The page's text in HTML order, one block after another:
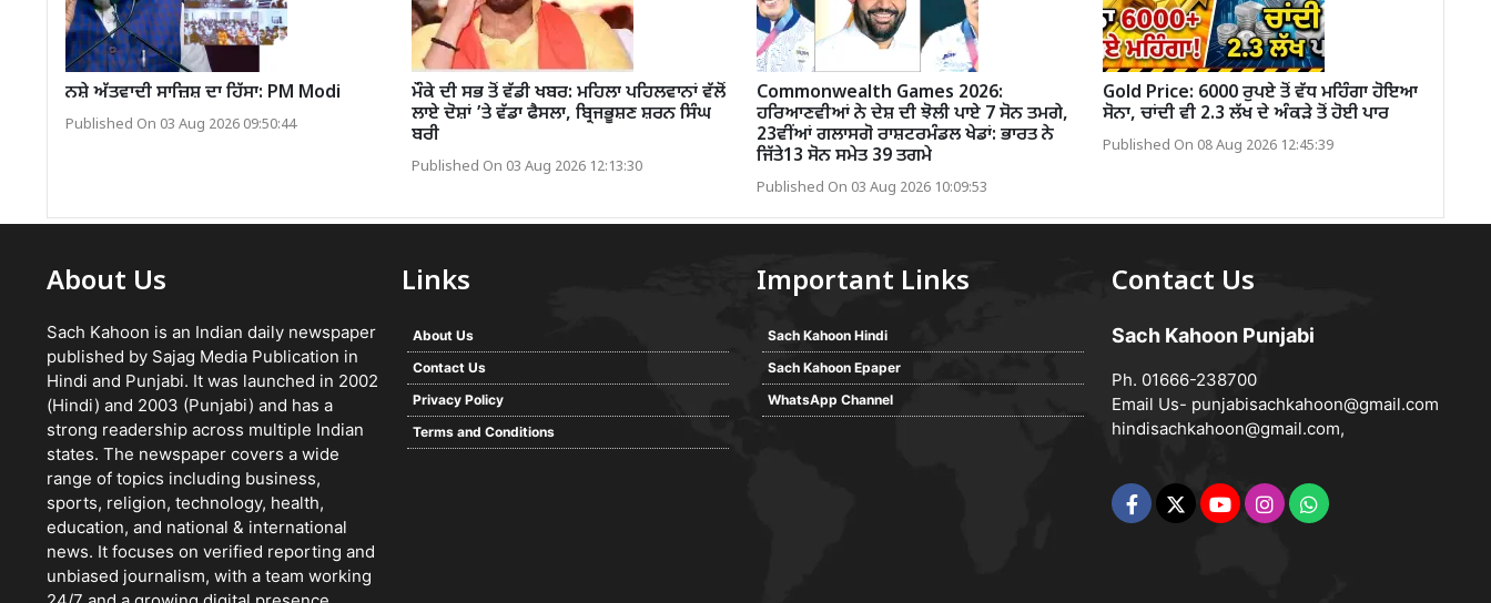
ਨਸ਼ੇ ਅੱਤਵਾਦੀ ਸਾਜ਼ਿਸ਼ ਦਾ ਹਿੱਸਾ: PM Modi
Published On 03 Aug 2026 09:50:44
ਮੌਕੇ ਦੀ ਸਭ ਤੋਂ ਵੱਡੀ ਖਬਰ: ਮਹਿਲਾ ਪਹਿਲਵਾਨਾਂ ਵੱਲੋਂ
ਲਾਏ ਦੋਸ਼ਾਂ ’ਤੇ ਵੱਡਾ ਫੈਸਲਾ, ਬ੍ਰਿਜਭੂਸ਼ਣ ਸ਼ਰਨ ਸਿੰਘ
ਬਰੀ
Published On 03 Aug 2026 12:13:30
Commonwealth Games 2026:
ਹਰਿਆਣਵੀਆਂ ਨੇ ਦੇਸ਼ ਦੀ ਝੋਲੀ ਪਾਏ 7 ਸੋਨ ਤਮਗੇ,
23ਵੀਂਆਂ ਗਲਾਸਗੋ ਰਾਸ਼ਟਰਮੰਡਲ ਖੇਡਾਂ: ਭਾਰਤ ਨੇ
ਜਿੱਤੇ13 ਸੋਨ ਸਮੇਤ 39 ਤਗਮੇ
Published On 03 Aug 2026 10:09:53
Gold Price: 6000 ਰੁਪਏ ਤੋਂ ਵੱਧ ਮਹਿੰਗਾ ਹੋਇਆ
ਸੋਨਾ, ਚਾਂਦੀ ਵੀ 2.3 ਲੱਖ ਦੇ ਅੰਕੜੇ ਤੋਂ ਹੋਈ ਪਾਰ
Published On 08 Aug 2026 12:45:39
About Us
Sach Kahoon is an Indian daily newspaper
published by Sajag Media Publication in
Hindi and Punjabi. It was launched in 2002
(Hindi) and 2003 (Punjabi) and has a
strong readership across multiple Indian
states. The newspaper covers a wide
range of topics including business,
sports, religion, technology, health,
education, and national & international
news. It focuses on verified reporting and
unbiased journalism, with a team working
Links
About Us
Contact Us
Privacy Policy
Terms and Conditions
Important Links
Sach Kahoon Hindi
Sach Kahoon Epaper
WhatsApp Channel
Contact Us
Sach Kahoon Punjabi
Ph. 01666-238700
Email Us- punjabisachkahoon@gmail.com
hindisachkahoon@gmail.com,